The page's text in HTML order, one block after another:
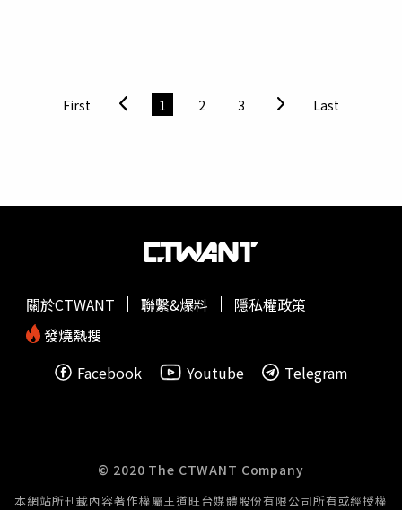
聲不斷，也成為明星賽期間討論度最高的話題之一。不過，
雪碧事後在Threads轉發相關新聞截圖，並發文表示：「我
碧）貼文曝光後，引來不少網友留言反駁，認為雪碧此番發
嗎」、「以前妳上新聞的事，我也幾乎不在乎」、「不然妳
以為明星賽是辦來幹嘛的」、「你才需要尊重『明星賽』三
碧阿姨，都44歲也不年輕了，平時也沒再看你在關注棒球，
怎麼到這個時候又出來蹭了呢」、「關你屁事啊你誰啊你住
First 1 2 3 Last
關於CTWANT 聯繫&爆料
隱私權政策
發燒熱搜
Facebook
Youtube Telegram
© 2020 The CTWANT Company
本網站所刊載內容著作權屬王道旺台媒體股份有限公司所有或經授權